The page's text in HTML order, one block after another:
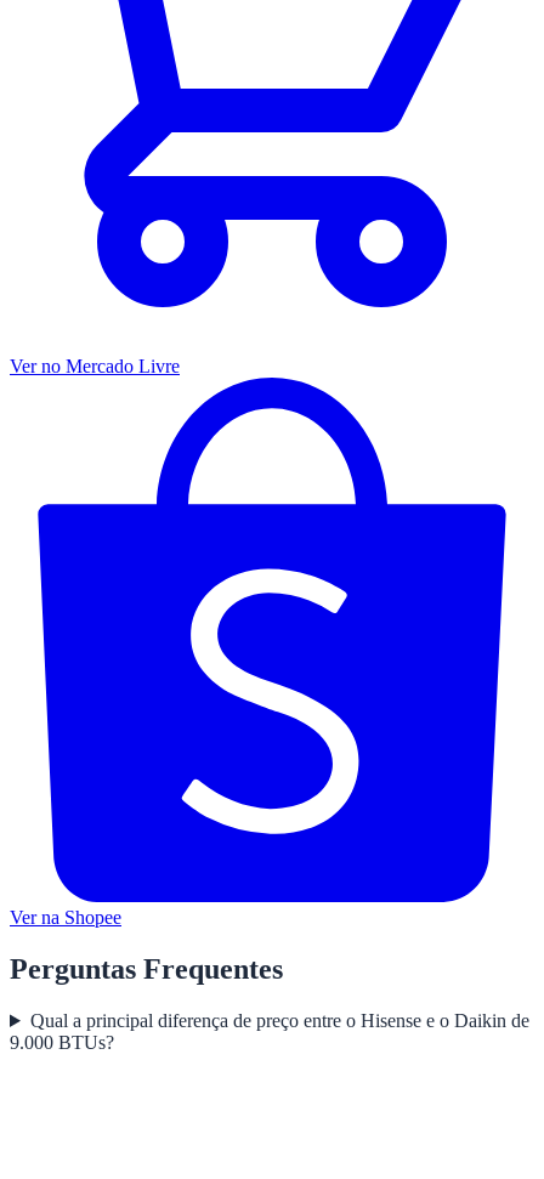
Ver no Mercado Livre
Ver na Shopee
Perguntas Frequentes
Qual a principal diferença de preço entre o Hisense e o Daikin de
9.000 BTUs?